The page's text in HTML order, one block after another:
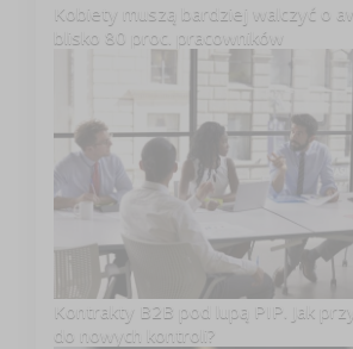
Kobiety muszą bardziej walczyć o
blisko 80 proc. pracowników
Kontrakty B2B pod lupą PIP. Jak
do nowych kontroli?